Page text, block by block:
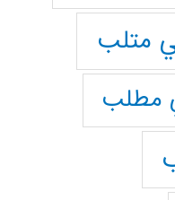
متلب
مطلب